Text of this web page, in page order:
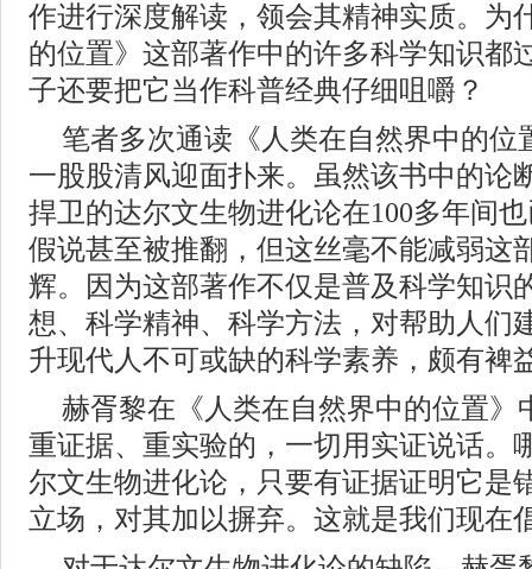
作进行深度解读，领会其精神实质。为
的位置》这部著作中的许多科学知识都
子还要把它当作科普经典仔细咀嚼？
笔者多次通读《人类在自然界中的位
一股股清风迎面扑来。虽然该书中的论
捍卫的达尔文生物进化论在100多年间
假说甚至被推翻，但这丝毫不能减弱这
辉。因为这部著作不仅是普及科学知识
想、科学精神、科学方法，对帮助人们
升现代人不可或缺的科学素养，颇有裨
赫胥黎在《人类在自然界中的位置》
重证据、重实验的，一切用实证说话。
尔文生物进化论，只要有证据证明它是
立场，对其加以摒弃。这就是我们现在